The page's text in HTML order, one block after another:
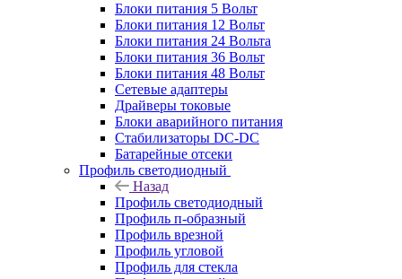
Блоки питания 5 Вольт
Блоки питания 12 Вольт
Блоки питания 24 Вольта
Блоки питания 36 Вольт
Блоки питания 48 Вольт
Сетевые адаптеры
Драйверы токовые
Блоки аварийного питания
Стабилизаторы DC-DC
Батарейные отсеки
Профиль светодиодный
Назад
Профиль светодиодный
Профиль п-образный
Профиль врезной
Профиль угловой
Профиль для стекла